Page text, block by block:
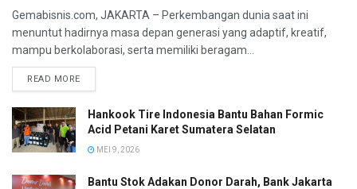
Gemabisnis.com, JAKARTA – Perkembangan dunia saat ini
menuntut hadirnya masa depan generasi yang adaptif, kreatif,
mampu berkolaborasi, serta memiliki beragam...
READ MORE
Hankook Tire Indonesia Bantu Bahan Formic
Acid Petani Karet Sumatera Selatan
MEI 9, 2026
Bantu Stok Adakan Donor Darah, Bank Jakarta